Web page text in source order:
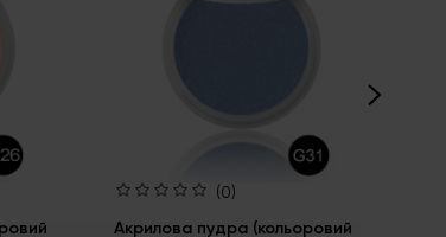
(0)
Акрилова пудра (кольоровий